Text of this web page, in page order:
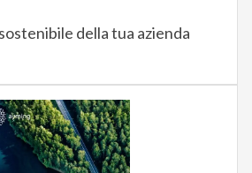
della tua azienda